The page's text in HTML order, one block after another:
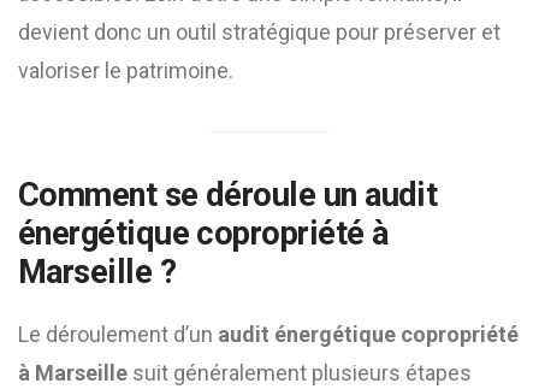
devient donc un outil stratégique pour préserver et
valoriser le patrimoine.
Comment se déroule un audit
énergétique copropriété à
Marseille ?
Le déroulement d’un audit énergétique copropriété
à Marseille suit généralement plusieurs étapes